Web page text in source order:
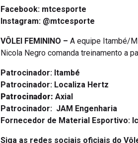
Facebook: mtcesporte
Instagram: @mtcesporte
VÔLEI FEMININO –
A equipe Itambé/
Nicola Negro comanda treinamento a
Patrocinador: Itambé
Patrocinador: Localiza Hertz
Patrocinador: Axial
Patrocinador:
JAM Engenharia
Fornecedor de Material Esportivo:
Siga as redes sociais oficiais do